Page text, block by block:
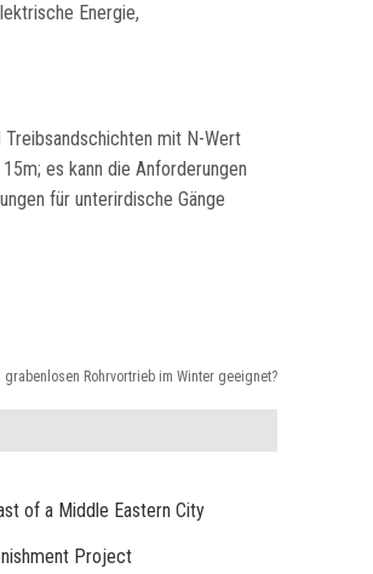
Energie,
Treibsandschichten mit N-Wert
es kann die Anforderungen
für unterirdische Gänge
grabenlosen Rohrvortrieb im Winter geeignet?
of a Middle Eastern City
Project